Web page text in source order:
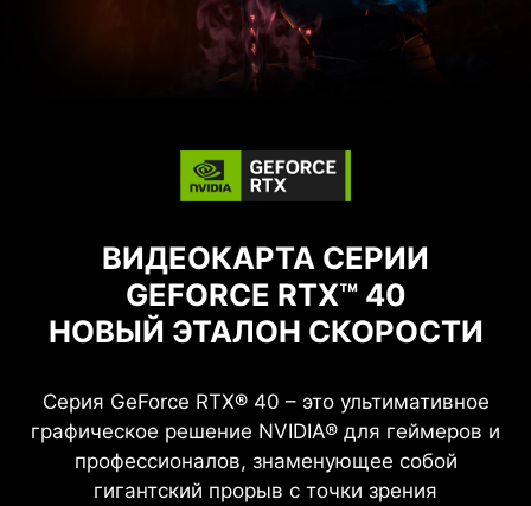
ВИДЕОКАРТА СЕРИИ
GEFORCE RTX™ 40
НОВЫЙ ЭТАЛОН СКОРОСТИ
Серия GeForce RTX® 40 – это ультимативное
графическое решение NVIDIA® для геймеров и
профессионалов, знаменующее собой
гигантский прорыв с точки зрения